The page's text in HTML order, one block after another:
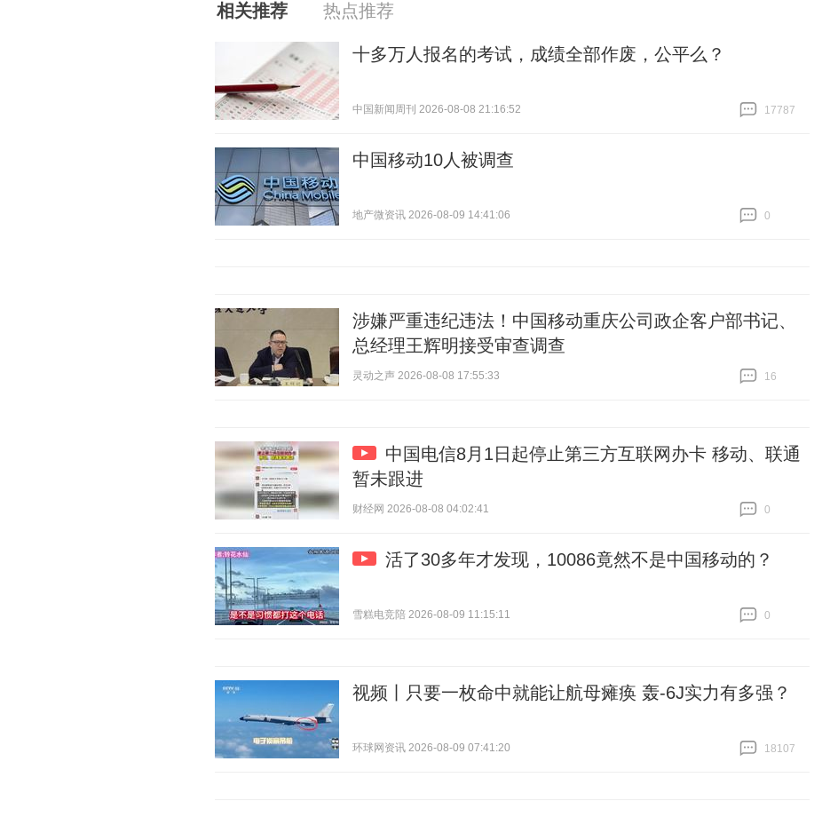
相关推荐 热点推荐
十多万人报名的考试，成绩全部作废，公平么？
中国新闻周刊 2026-08-08 21:16:52
17787
中国移动10人被调查
地产微资讯 2026-08-09 14:41:06
0
涉嫌严重违纪违法！中国移动重庆公司政企客户部书记、
总经理王辉明接受审查调查
灵动之声 2026-08-08 17:55:33
16
中国电信8月1日起停止第三方互联网办卡 移动、联通
暂未跟进
财经网 2026-08-08 04:02:41
0
活了30多年才发现，10086竟然不是中国移动的？
雪糕电竞陪 2026-08-09 11:15:11
0
视频丨只要一枚命中就能让航母瘫痪 轰-6J实力有多强？
环球网资讯 2026-08-09 07:41:20
18107